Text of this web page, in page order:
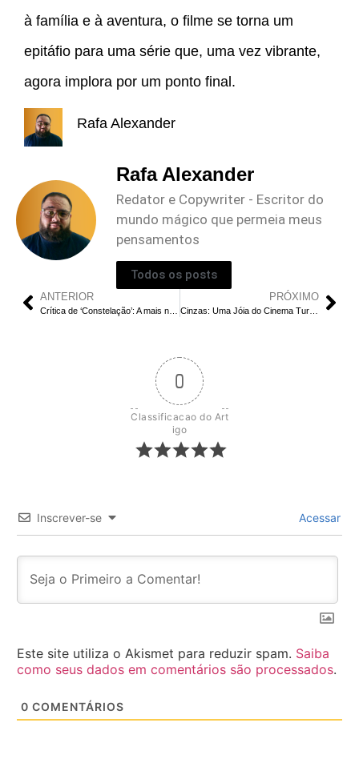
à família e à aventura, o filme se torna um
epitáfio para uma série que, uma vez vibrante,
agora implora por um ponto final.
Rafa Alexander
Rafa Alexander
Redator e Copywriter - Escritor do
mundo mágico que permeia meus
pensamentos
Todos os posts
ANTERIOR PRÓXIMO
Cinzas: Uma Jóia do Cinema Turco na Netflix que Merece sua Atenção
0
Classificacao do Art
igo
Inscrever-se Acessar
Este site utiliza o Akismet para reduzir spam. Saiba
como seus dados em comentários são processados.
0 COMENTÁRIOS